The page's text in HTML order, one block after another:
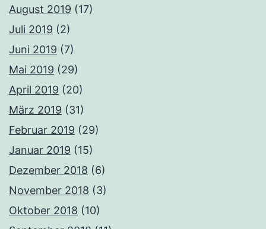
August 2019 (17)
Juli 2019 (2)
Juni 2019 (7)
Mai 2019 (29)
April 2019 (20)
März 2019 (31)
Februar 2019 (29)
Januar 2019 (15)
Dezember 2018 (6)
November 2018 (3)
Oktober 2018 (10)